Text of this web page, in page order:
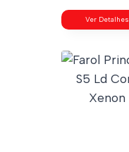
Ver Detalhes